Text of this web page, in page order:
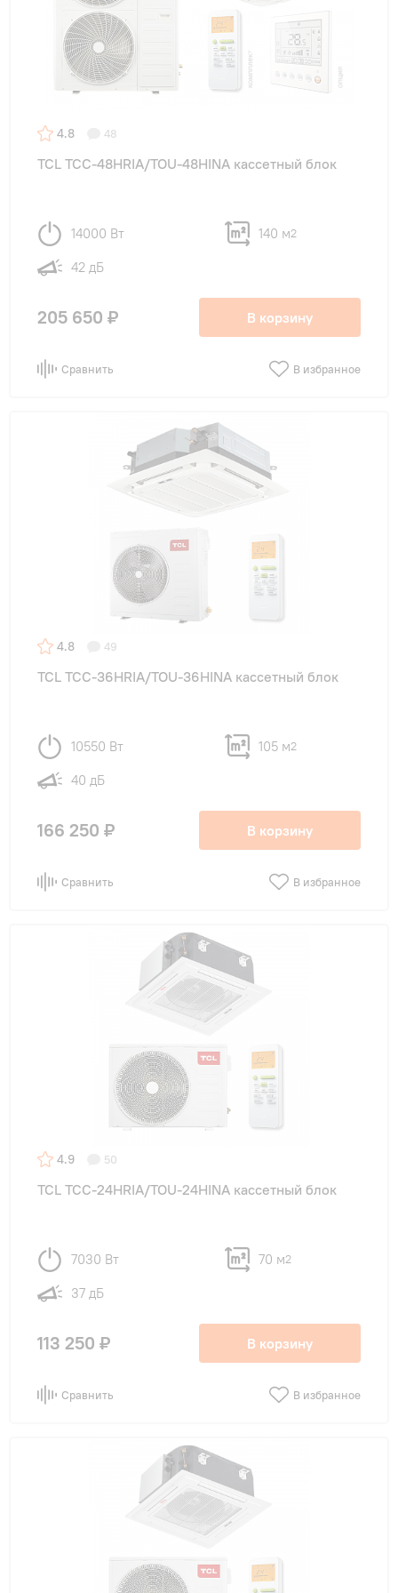
4.8 48
TCL TCC-48HRIA/TOU-48HINA кассетный блок
14000 Вт 140 м2
42 дБ
205 650 ₽ В корзину
Сравнить В избранное
4.8 49
TCL TCC-36HRIA/TOU-36HINA кассетный блок
10550 Вт 105 м2
40 дБ
166 250 ₽ В корзину
Сравнить В избранное
4.9 50
TCL TCC-24HRIA/TOU-24HINA кассетный блок
7030 Вт 70 м2
37 дБ
113 250 ₽ В корзину
Сравнить В избранное